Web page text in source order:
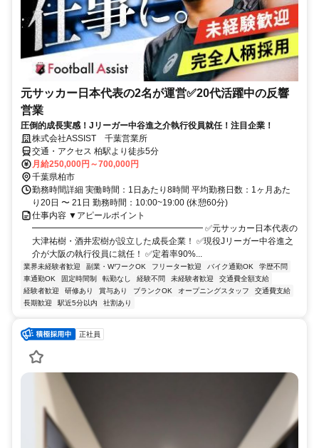
元サッカー日本代表の2名が運営✅️20代活躍中の反響
営業
圧倒的成長実感！Jリーガー中谷進之介執行役員就任！注目企業！
株式会社ASSIST 千葉営業所
交通・アクセス 柏駅より徒歩5分
月給250,000円～700,000円
千葉県柏市
勤務時間詳細 実働時間：1日あたり8時間 平均勤務日数：1ヶ月あた
り20日 〜 21日 勤務時間：10:00~19:00 (休憩60分)
仕事内容 ▼アピールポイント
━━━━━━━━━━━━━━━━━━━━ ✅元サッカー日本代表の
大津祐樹・酒井宏樹が設立した成長企業！ ✅現役Jリーガー中谷進之
介が大阪の執行役員に就任！ ✅定着率90%...
業界未経験者歓迎 副業・WワークOK フリーター歓迎 バイク通勤OK
学歴不問
車通勤OK
固定時間制 転勤なし 経験不問 未経験者歓迎
交通費全額支給
経験者歓迎
研修あり 賞与あり ブランクOK オープニングスタッフ
交通費支給
長期歓迎
駅近5分以内 社割あり
正社員